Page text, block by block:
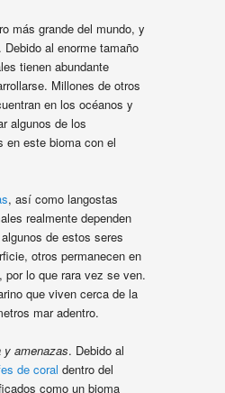
más grande del mundo, y
al enorme tamaño
tienen abundante
Millones de otros
en los océanos y
algunos de los
en este bioma con el
, así como langostas
realmente dependen
de estos seres
otros permanecen en
lo que rara vez se ven.
que viven cerca de la
mar adentro.
amenazas. Debido al
de coral dentro del
como un bioma